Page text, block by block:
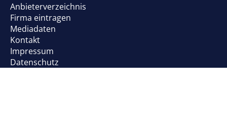
Anbieterverzeichnis
Firma eintragen
Mediadaten
Kontakt
Impressum
Datenschutz